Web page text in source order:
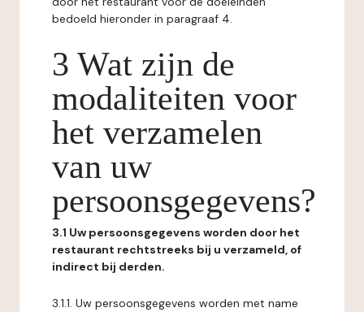
bedoeld hieronder in paragraaf 4.
3 Wat zijn de
modaliteiten voor
het verzamelen
van uw
persoonsgegevens?
3.1 Uw persoonsgegevens worden door het
restaurant rechtstreeks bij u verzameld, of
indirect bij derden.
3.1.1. Uw persoonsgegevens worden met name